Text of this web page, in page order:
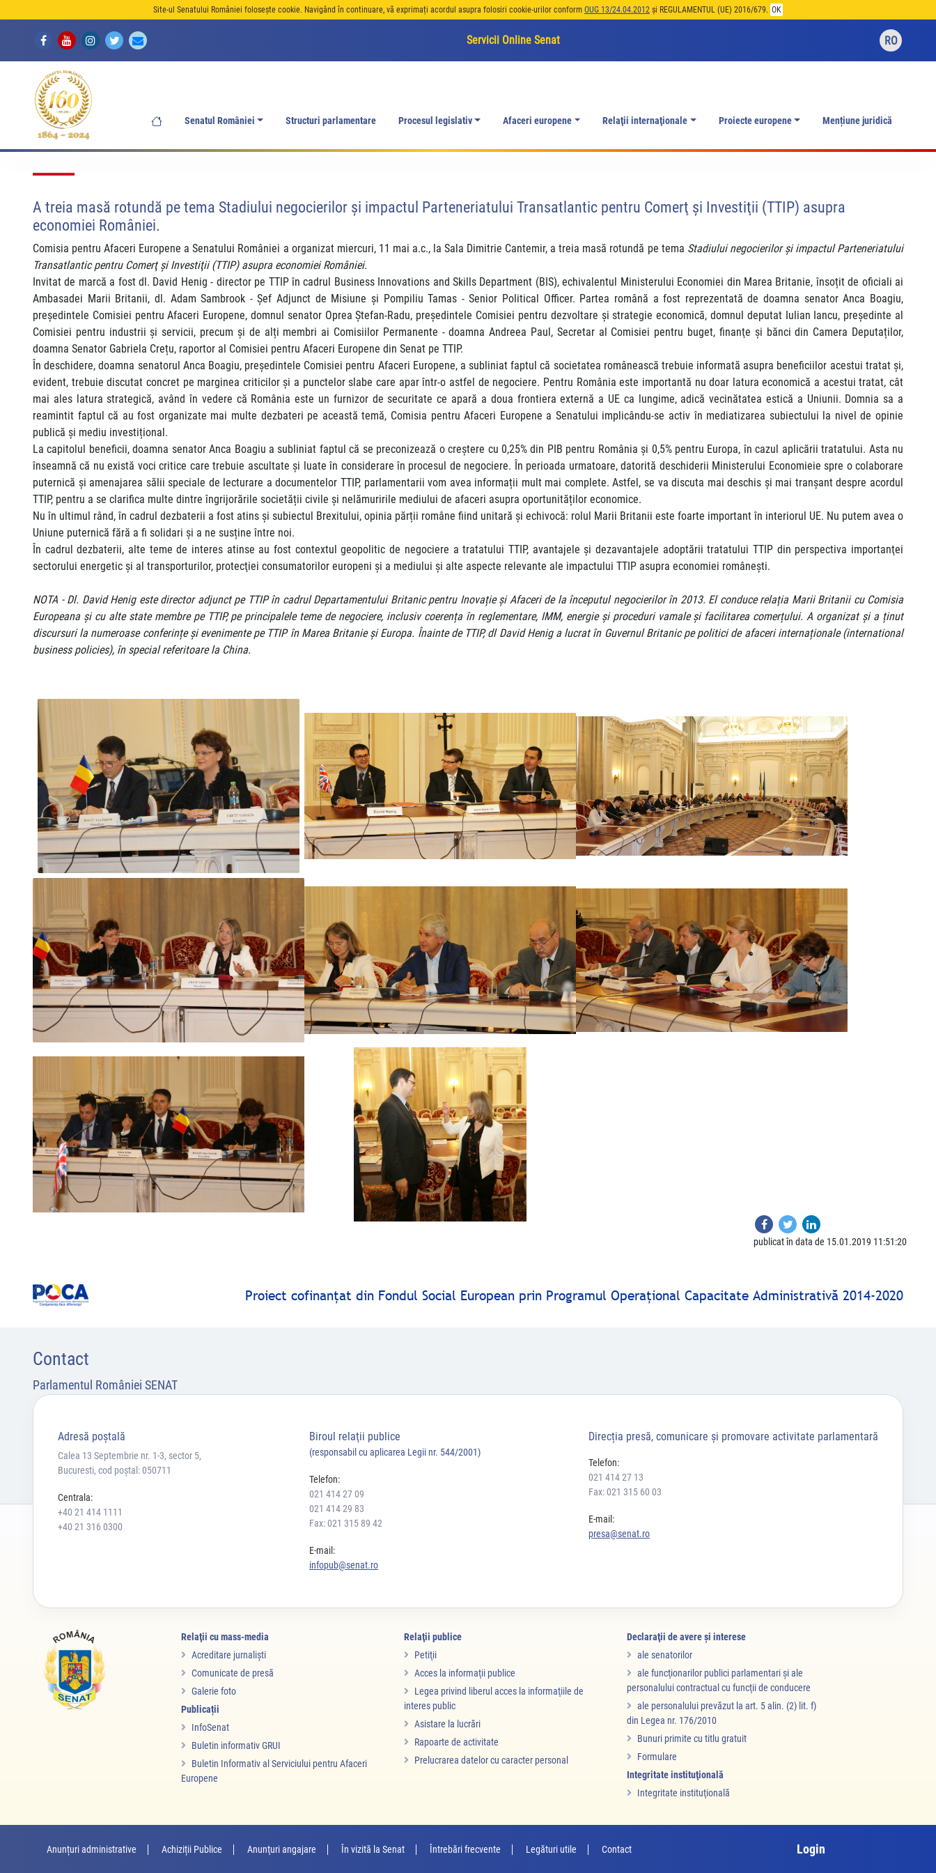
Site-ul Senatului României folosește cookie. Navigând în continuare, vă exprimați acordul asupra folosiri cookie-urilor conform OUG 13/24.04.2012 și REGULAMENTUL (UE) 2016/679. OK
Servicii Online Senat RO
Senatul României Structuri parlamentare Procesul legislativ Afaceri europene Relaţii internaţionale Proiecte europene Mențiune juridică
A treia masă rotundă pe tema Stadiului negocierilor şi impactul Parteneriatului Transatlantic pentru Comerţ şi Investiţii (TTIP) asupra
economiei României.
Comisia pentru Afaceri Europene a Senatului României a organizat miercuri, 11 mai a.c., la Sala Dimitrie Cantemir, a treia masă rotundă pe tema Stadiului negocierilor şi impactul Parteneriatului
Transatlantic pentru Comerţ şi Investiţii (TTIP) asupra economiei României.
Invitat de marcă a fost dl. David Henig - director pe TTIP în cadrul Business Innovations and Skills Department (BIS), echivalentul Ministerului Economiei din Marea Britanie, însoțit de oficiali ai
Ambasadei Marii Britanii, dl. Adam Sambrook - Șef Adjunct de Misiune și Pompiliu Tamas - Senior Political Officer. Partea română a fost reprezentată de doamna senator Anca Boagiu,
președintele Comisiei pentru Afaceri Europene, domnul senator Oprea Ştefan-Radu, președintele Comisiei pentru dezvoltare şi strategie economică, domnul deputat Iulian Iancu, președinte al
Comisiei pentru industrii şi servicii, precum și de alți membri ai Comisiilor Permanente - doamna Andreea Paul, Secretar al Comisiei pentru buget, finanţe şi bănci din Camera Deputaților,
doamna Senator Gabriela Crețu, raportor al Comisiei pentru Afaceri Europene din Senat pe TTIP.
În deschidere, doamna senatorul Anca Boagiu, președintele Comisiei pentru Afaceri Europene, a subliniat faptul că societatea românească trebuie informată asupra beneficiilor acestui tratat și,
evident, trebuie discutat concret pe marginea criticilor și a punctelor slabe care apar într-o astfel de negociere. Pentru România este importantă nu doar latura economică a acestui tratat, cât
mai ales latura strategică, având în vedere că România este un furnizor de securitate ce apară a doua frontiera externă a UE ca lungime, adică vecinătatea estică a Uniunii. Domnia sa a
reamintit faptul că au fost organizate mai multe dezbateri pe această temă, Comisia pentru Afaceri Europene a Senatului implicându-se activ în mediatizarea subiectului la nivel de opinie
publică și mediu investițional.
La capitolul beneficii, doamna senator Anca Boagiu a subliniat faptul că se preconizează o creștere cu 0,25% din PIB pentru România și 0,5% pentru Europa, în cazul aplicării tratatului. Asta nu
înseamnă că nu există voci critice care trebuie ascultate și luate în considerare în procesul de negociere. În perioada urmatoare, datorită deschiderii Ministerului Economieie spre o colaborare
puternică și amenajarea sălii speciale de lecturare a documentelor TTIP, parlamentarii vom avea informații mult mai complete. Astfel, se va discuta mai deschis și mai tranșant despre acordul
TTIP, pentru a se clarifica multe dintre îngrijorările societății civile și nelămuririle mediului de afaceri asupra oportunităților economice.
Nu în ultimul rând, în cadrul dezbaterii a fost atins și subiectul Brexitului, opinia părții române fiind unitară și echivocă: rolul Marii Britanii este foarte important în interiorul UE. Nu putem avea o
Uniune puternică fără a fi solidari și a ne susține între noi.
În cadrul dezbaterii, alte teme de interes atinse au fost contextul geopolitic de negociere a tratatului TTIP, avantajele şi dezavantajele adoptării tratatului TTIP din perspectiva importanţei
sectorului energetic și al transporturilor, protecţiei consumatorilor europeni şi a mediului și alte aspecte relevante ale impactului TTIP asupra economiei românești.
NOTA - Dl. David Henig este director adjunct pe TTIP în cadrul Departamentului Britanic pentru Inovație și Afaceri de la începutul negocierilor în 2013. El conduce relația Marii Britanii cu Comisia
Europeana și cu alte state membre pe TTIP, pe principalele teme de negociere, inclusiv coerența în reglementare, IMM, energie și proceduri vamale și facilitarea comerțului. A organizat și a ținut
discursuri la numeroase conferințe și evenimente pe TTIP în Marea Britanie și Europa. Înainte de TTIP, dl David Henig a lucrat în Guvernul Britanic pe politici de afaceri internaționale (international
business policies), în special referitoare la China.
publicat în data de 15.01.2019 11:51:20
Proiect cofinanţat din Fondul Social European prin Programul Operaţional Capacitate Administrativă 2014-2020
Contact
Parlamentul României SENAT
Adresă poştală
Calea 13 Septembrie nr. 1-3, sector 5,
Bucuresti, cod poștal: 050711
Centrala:
+40 21 414 1111
+40 21 316 0300
Biroul relaţii publice
(responsabil cu aplicarea Legii nr. 544/2001)
Telefon:
021 414 27 09
021 414 29 83
Fax: 021 315 89 42
E-mail:
infopub@senat.ro
Direcția presă, comunicare și promovare activitate parlamentară
Telefon:
021 414 27 13
Fax: 021 315 60 03
E-mail:
presa@senat.ro
Relaţii cu mass-media
Acreditare jurnalişti
Comunicate de presă
Galerie foto
Publicații
InfoSenat
Buletin informativ GRUI
Buletin Informativ al Serviciului pentru Afaceri
Europene
Relaţii publice
Petiţii
Acces la informaţii publice
Legea privind liberul acces la informaţiile de
interes public
Asistare la lucrări
Rapoarte de activitate
Prelucrarea datelor cu caracter personal
Declaraţii de avere şi interese
ale senatorilor
ale funcţionarilor publici parlamentari şi ale
personalului contractual cu funcţii de conducere
ale personalului prevăzut la art. 5 alin. (2) lit. f)
din Legea nr. 176/2010
Bunuri primite cu titlu gratuit
Formulare
Integritate instituţională
Integritate instituţională
Anunțuri administrative Achiziții Publice Anunţuri angajare În vizită la Senat Întrebări frecvente Legături utile Contact Login